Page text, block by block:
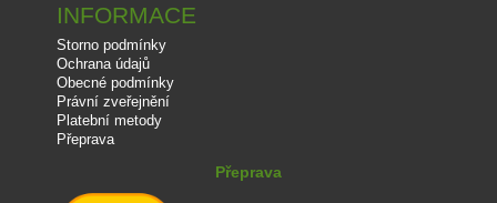
INFORMACE
Storno podmínky
Ochrana údajů
Obecné podmínky
Právní zveřejnění
Platební metody
Přeprava
Přeprava